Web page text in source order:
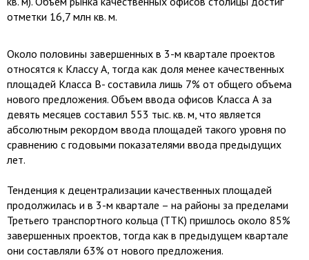
отметки 16,7 млн кв. м.
Около половины завершенных в 3-м квартале проектов
относятся к Классу А, тогда как доля менее качественных
площадей Класса B- составила лишь 7% от общего объема
нового предложения. Объем ввода офисов Класса А за
девять месяцев составил 553 тыс. кв. м, что является
абсолютным рекордом ввода площадей такого уровня по
сравнению с годовыми показателями ввода предыдущих
лет.
Тенденция к децентрализации качественных площадей
продолжилась и в 3-м квартале – на районы за пределами
Третьего транспортного кольца (ТТК) пришлось около 85%
завершенных проектов, тогда как в предыдущем квартале
они составляли 63% от нового предложения.